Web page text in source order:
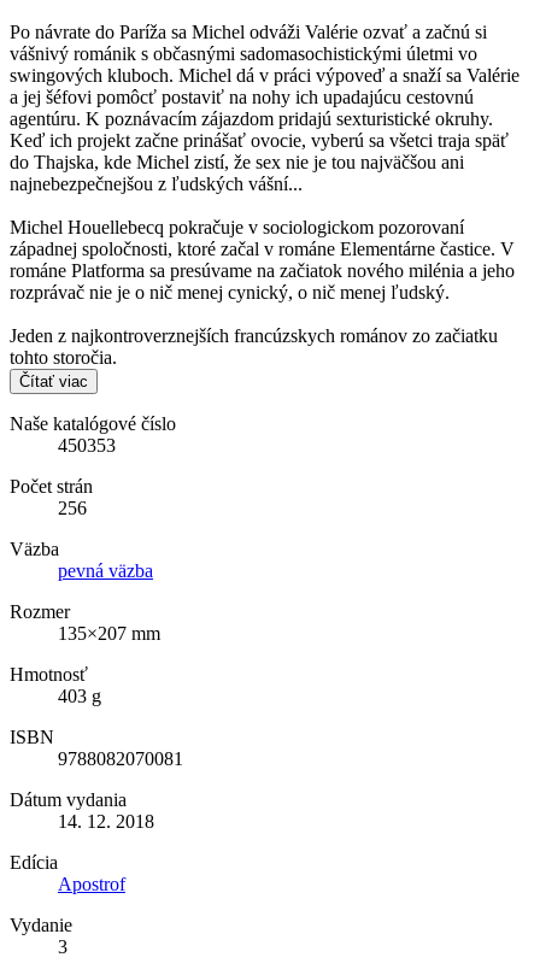
Po návrate do Paríža sa Michel odváži Valérie ozvať a začnú si
vášnivý románik s občasnými sadomasochistickými úletmi vo
swingových kluboch. Michel dá v práci výpoveď a snaží sa Valérie
a jej šéfovi pomôcť postaviť na nohy ich upadajúcu cestovnú
agentúru. K poznávacím zájazdom pridajú sexturistické okruhy.
Keď ich projekt začne prinášať ovocie, vyberú sa všetci traja späť
do Thajska, kde Michel zistí, že sex nie je tou najväčšou ani
najnebezpečnejšou z ľudských vášní...
Michel Houellebecq pokračuje v sociologickom pozorovaní
západnej spoločnosti, ktoré začal v románe Elementárne častice. V
románe Platforma sa presúvame na začiatok nového milénia a jeho
rozprávač nie je o nič menej cynický, o nič menej ľudský.
Jeden z najkontroverznejších francúzskych románov zo začiatku
tohto storočia.
Čítať viac
Naše katalógové číslo
450353
Počet strán
256
Väzba
pevná väzba
Rozmer
135×207 mm
Hmotnosť
403 g
ISBN
9788082070081
Dátum vydania
14. 12. 2018
Edícia
Apostrof
Vydanie
3